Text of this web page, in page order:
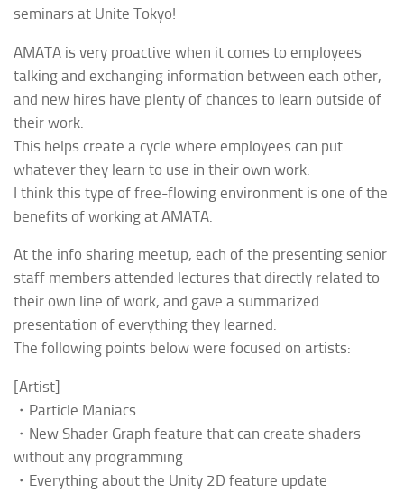
seminars at Unite Tokyo!
AMATA is very proactive when it comes to employees
talking and exchanging information between each other,
and new hires have plenty of chances to learn outside of
their work.
This helps create a cycle where employees can put
whatever they learn to use in their own work.
I think this type of free-flowing environment is one of the
benefits of working at AMATA.
At the info sharing meetup, each of the presenting senior
staff members attended lectures that directly related to
their own line of work, and gave a summarized
presentation of everything they learned.
The following points below were focused on artists:
[Artist]
・Particle Maniacs
・New Shader Graph feature that can create shaders
without any programming
・Everything about the Unity 2D feature update